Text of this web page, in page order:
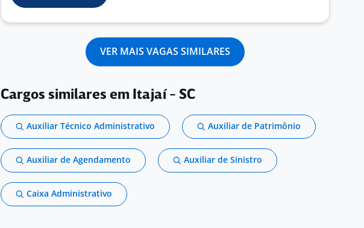
VER MAIS VAGAS SIMILARES
Cargos similares em Itajaí - SC
Auxiliar Técnico Administrativo Auxiliar de Patrimônio
Auxiliar de Agendamento Auxiliar de Sinistro
Caixa Administrativo